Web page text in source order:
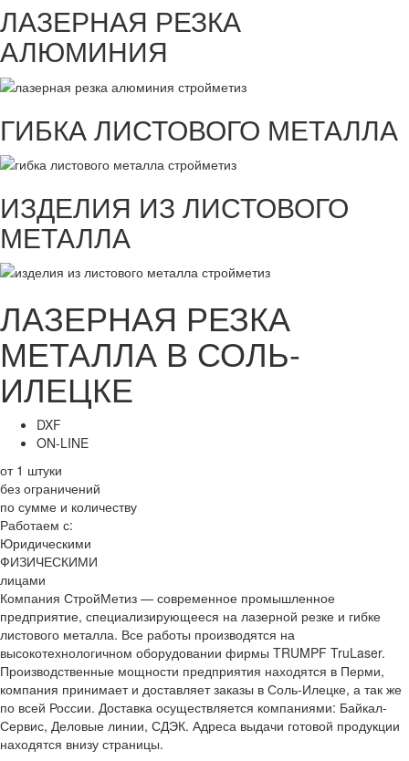
ЛАЗЕРНАЯ РЕЗКА
АЛЮМИНИЯ
ГИБКА ЛИСТОВОГО МЕТАЛЛА
ИЗДЕЛИЯ ИЗ ЛИСТОВОГО
МЕТАЛЛА
ЛАЗЕРНАЯ РЕЗКА
МЕТАЛЛА В СОЛЬ-
ИЛЕЦКЕ
DXF
ON-LINE
от 1 штуки
без ограничений
по сумме и количеству
Работаем с:
Юридическими
ФИЗИЧЕСКИМИ
лицами
Компания СтройМетиз — современное промышленное
предприятие, специализирующееся на лазерной резке и гибке
листового металла. Все работы производятся на
высокотехнологичном оборудовании фирмы TRUMPF TruLaser.
Производственные мощности предприятия находятся в Перми,
компания принимает и доставляет заказы в Соль-Илецке, а так же
по всей России. Доставка осуществляется компаниями: Байкал-
Сервис, Деловые линии, СДЭК. Адреса выдачи готовой продукции
находятся внизу страницы.